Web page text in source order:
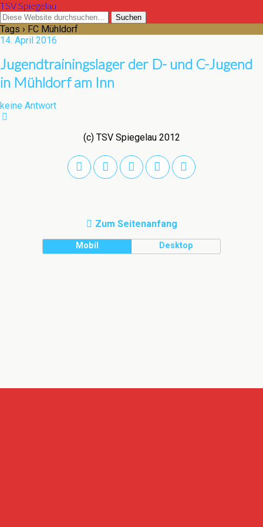
TSV Spiegelau
Tags › FC Mühldorf
14. April 2016
Jugendtrainingslager der D- und C-Jugend
in Mühldorf am Inn
keine Antwort
(c) TSV Spiegelau 2012
Zum Seitenanfang
Mobil Desktop